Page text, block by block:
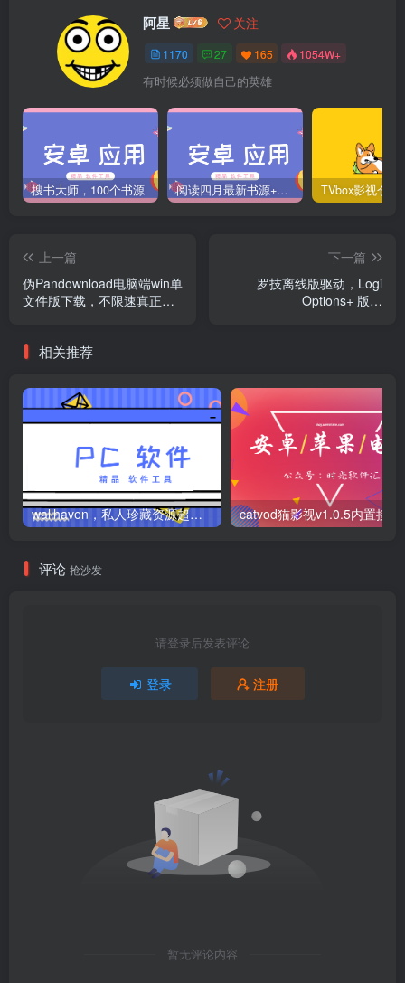
阿星 关注
1170 27 165 1054W+
有时候必须做自己的英雄
搜书大师，100个书源 阅读四月最新书源+阅读TTS语音引擎安装教程
上一篇
伪Pandownload电脑端win单
文件版下载，不限速真正
下一篇
罗技离线版驱动，Logi
Options+ 版本
相关推荐
wallhaven，私人珍藏资源超多的网站，小心身体吃不消！
评论 抢沙发
请登录后发表评论
登录 注册
暂无评论内容